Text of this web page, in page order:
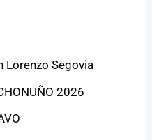
Lorenzo Segovia
2026